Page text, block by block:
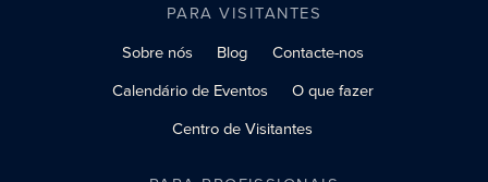
PARA VISITANTES
Sobre nós
Blog
Contacte-nos
Calendário de Eventos
O que fazer
Centro de Visitantes